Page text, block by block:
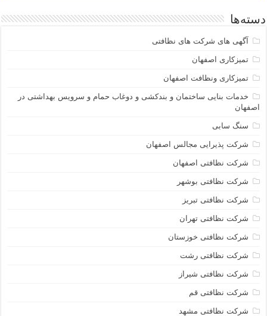
دسته‌ها
آگهی های شرکت های نظافتی
تمیزکاری اصفهان
تمیزکاری ونظافت اصفهان
خدمات بنایی ساختمان و بندکشی و دوغاب حمام و سرویس بهداشتی در
اصفهان
سنگ سابی
شرکت پذیرایی مجالس اصفهان
شرکت نظافتی اصفهان
شرکت نظافتی بوشهر
شرکت نظافتی تبریز
شرکت نظافتی تهران
شرکت نظافتی خوزستان
شرکت نظافتی رشت
شرکت نظافتی شیراز
شرکت نظافتی قم
شرکت نظافتی مشهد